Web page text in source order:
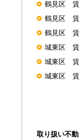
鶴見区 賃
鶴見区 賃
鶴見区 賃
城東区 賃
城東区 賃
城東区 賃
取り扱い不